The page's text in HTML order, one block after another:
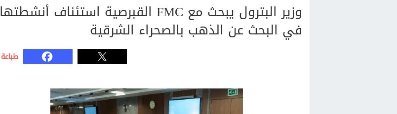
وزير البترول يبحث مع FMC القبرصية استئناف أنشطتها
في البحث عن الذهب بالصحراء الشرقية
طباعة